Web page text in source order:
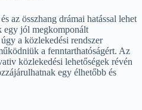
az összhang drámai hatással lehet
egy jól megkomponált
a közlekedési rendszer
a fenntarthatóságért. Az
közlekedési lehetőségek révén
egy élhetőbb és